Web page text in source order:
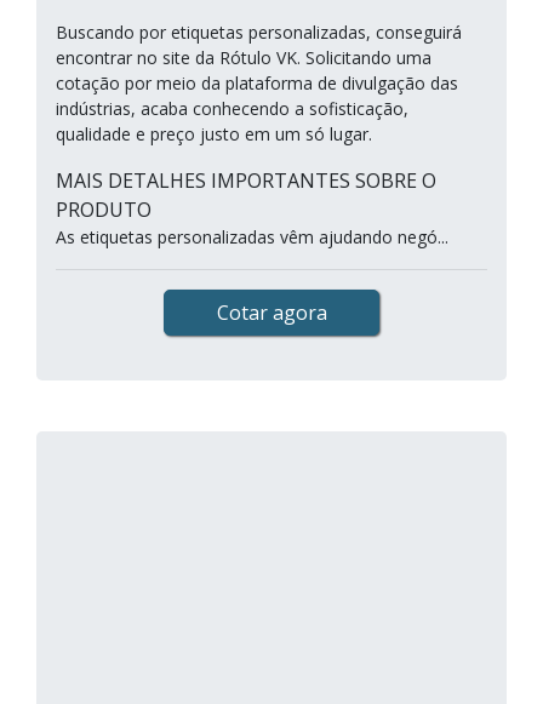
Buscando por etiquetas personalizadas, conseguirá
encontrar no site da Rótulo VK. Solicitando uma
cotação por meio da plataforma de divulgação das
indústrias, acaba conhecendo a sofisticação,
qualidade e preço justo em um só lugar.
MAIS DETALHES IMPORTANTES SOBRE O
PRODUTO
As etiquetas personalizadas vêm ajudando negó...
Cotar agora